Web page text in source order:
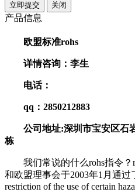
产品信息
欧盟标准rohs
详情咨询： 李生
电话：
qq：2850212883
公司地址:深圳市宝安区石
栋
我们常说的什么rohs指令？
和欧盟理事会于2003年1月通过
restriction of the use of certain